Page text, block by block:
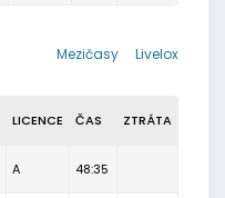
Livelox
Mezičasy
LICENCE ČAS ZTRÁTA
A 48:35